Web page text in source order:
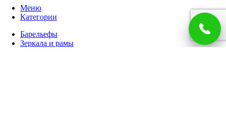
Меню
Категории
Барельефы
Зеркала и рамы